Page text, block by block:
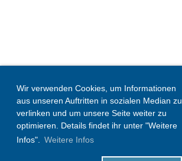
Wir verwenden Cookies, um Informationen
aus unseren Auftritten in sozialen Median zu
verlinken und um unsere Seite weiter zu
optimieren. Details findet ihr unter "Weitere
Infos". Weitere Infos